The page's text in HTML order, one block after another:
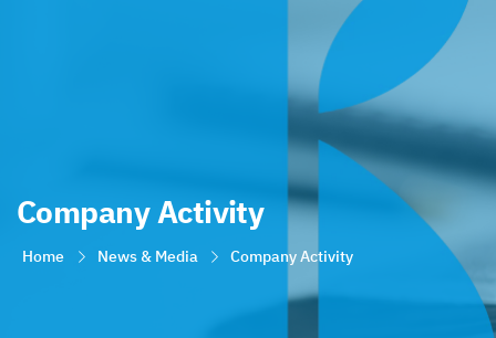
Company Activity
Home News & Media Company Activity